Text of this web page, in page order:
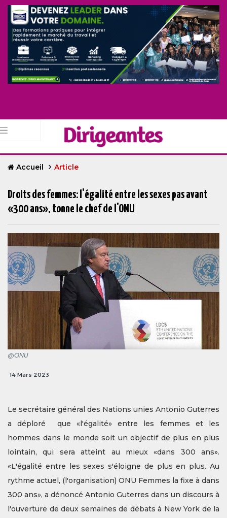
Accueil Article
Droits des femmes: l'égalité entre les sexes pas avant
«300 ans», tonne le chef de l'ONU
@ONU
14 Mars 2023
Le secrétaire général des Nations unies Antonio Guterres
a déploré que «l'égalité» entre les femmes et les
hommes dans le monde soit un objectif de plus en plus
lointain, qui sera atteint au mieux «dans 300 ans».
«L'égalité entre les sexes s'éloigne de plus en plus. Au
rythme actuel, (l'organisation) ONU Femmes la fixe à dans
300 ans», a dénoncé Antonio Guterres dans un discours à
l'ouverture de deux semaines de débats à New York de la